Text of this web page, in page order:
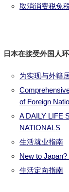
取消消费税免
日本在接受外国人
为实现与外籍
of Foreign
A DAILY LIFE
NATIONALS
生活就业指南
New to
生活定向指南